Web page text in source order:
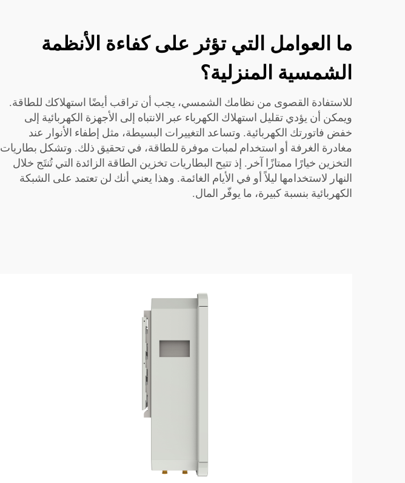
ما العوامل التي تؤثر على كفاءة الأنظمة
الشمسية المنزلية؟
للاستفادة القصوى من نظامك الشمسي، يجب أن تراقب أيضًا استهلاكك للطاقة.
ويمكن أن يؤدي تقليل استهلاك الكهرباء عبر الانتباه إلى الأجهزة الكهربائية إلى
خفض فاتورتك الكهربائية. وتساعد التغييرات البسيطة، مثل إطفاء الأنوار عند
مغادرة الغرفة أو استخدام لمبات موفرة للطاقة، في تحقيق ذلك. وتشكل بطاريات
التخزين خيارًا ممتازًا آخر. إذ تتيح البطاريات تخزين الطاقة الزائدة التي تُنتَج خلال
النهار لاستخدامها ليلاً أو في الأيام الغائمة. وهذا يعني أنك لن تعتمد على الشبكة
الكهربائية بنسبة كبيرة، ما يوفّر المال.